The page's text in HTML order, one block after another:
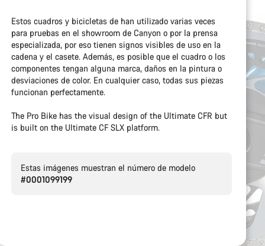
Estos cuadros y bicicletas de han utilizado varias veces
para pruebas en el showroom de Canyon o por la prensa
especializada, por eso tienen signos visibles de uso en la
cadena y el casete. Además, es posible que el cuadro o los
componentes tengan alguna marca, daños en la pintura o
desviaciones de color. En cualquier caso, todas sus piezas
funcionan perfectamente.
The Pro Bike has the visual design of the Ultimate CFR but
is built on the Ultimate CF SLX platform.
Estas imágenes muestran el número de modelo
#0001099199